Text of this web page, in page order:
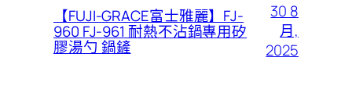
【FUJI-GRACE富士雅麗】FJ-
960 FJ-961 耐熱不沾鍋專用矽
膠湯勺 鍋鏟
30 8
月,
2025